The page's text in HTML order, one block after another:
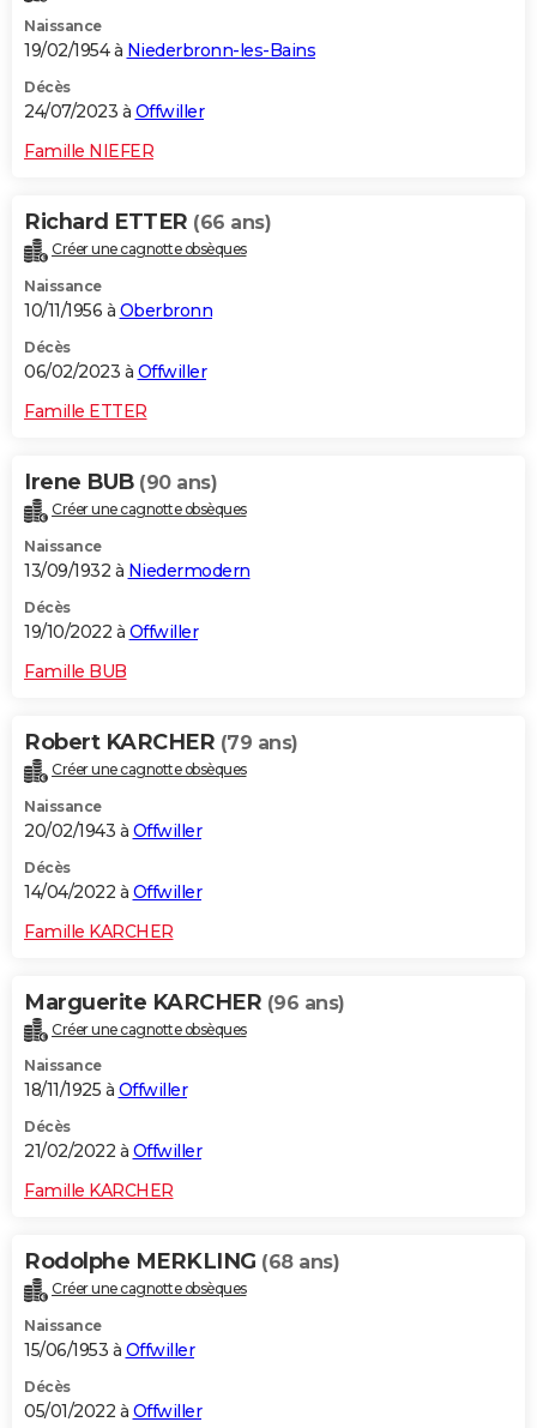
Naissance
19/02/1954 à Niederbronn-les-Bains
Décès
24/07/2023 à Offwiller
Famille NIEFER
Richard ETTER (66 ans)
Créer une cagnotte obsèques
Naissance
10/11/1956 à Oberbronn
Décès
06/02/2023 à Offwiller
Famille ETTER
Irene BUB (90 ans)
Créer une cagnotte obsèques
Naissance
13/09/1932 à Niedermodern
Décès
19/10/2022 à Offwiller
Famille BUB
Robert KARCHER (79 ans)
Créer une cagnotte obsèques
Naissance
20/02/1943 à Offwiller
Décès
14/04/2022 à Offwiller
Famille KARCHER
Marguerite KARCHER (96 ans)
Créer une cagnotte obsèques
Naissance
18/11/1925 à Offwiller
Décès
21/02/2022 à Offwiller
Famille KARCHER
Rodolphe MERKLING (68 ans)
Créer une cagnotte obsèques
Naissance
15/06/1953 à Offwiller
Décès
05/01/2022 à Offwiller